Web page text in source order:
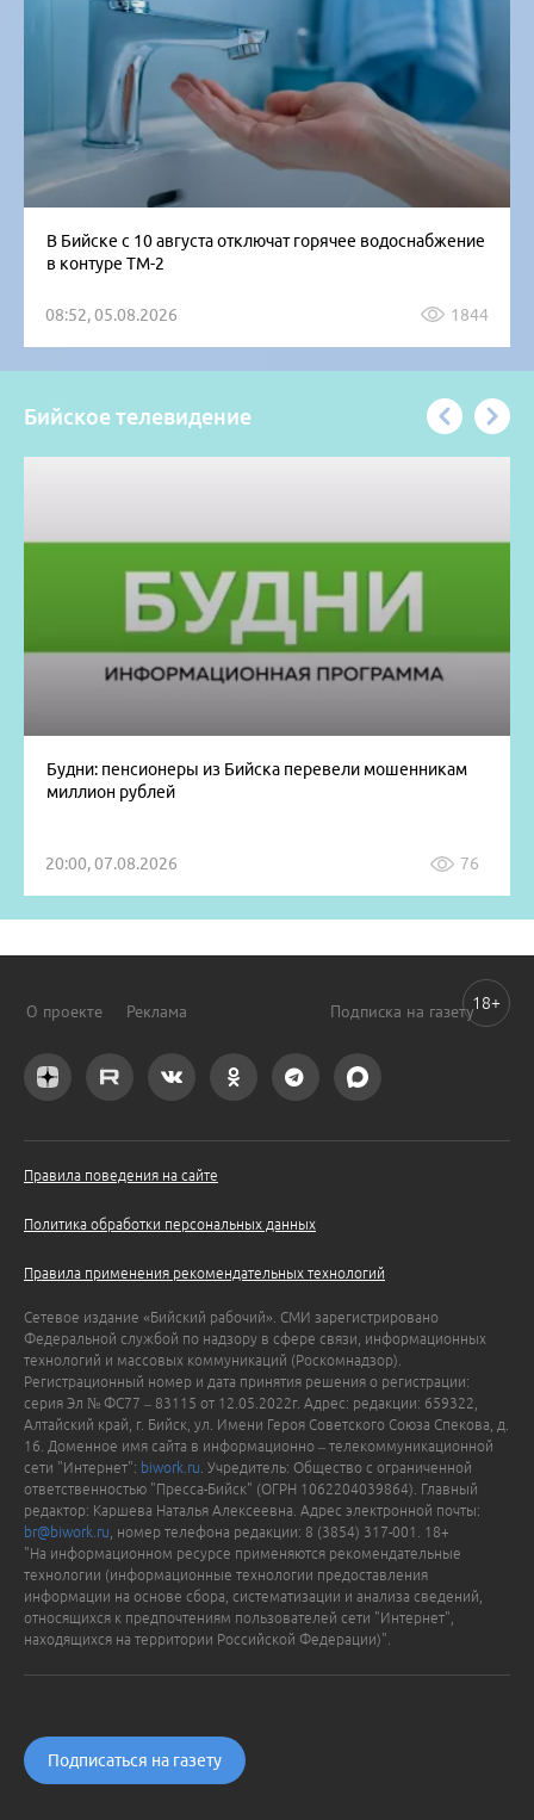
В Бийске с 10 августа отключат горячее водоснабжение
в контуре ТМ-2
08:52, 05.08.2026 1844
Бийское телевидение
Будни: пенсионеры из Бийска перевели мошенникам
миллион рублей
20:00, 07.08.2026 76
О проекте Реклама Подписка на газету
Правила поведения на сайте
Политика обработки персональных данных
Правила применения рекомендательных технологий
Сетевое издание «Бийский рабочий». СМИ зарегистрировано
Федеральной службой по надзору в сфере связи, информационных
технологий и массовых коммуникаций (Роскомнадзор).
Регистрационный номер и дата принятия решения о регистрации:
серия Эл № ФС77 – 83115 от 12.05.2022г. Адрес: редакции: 659322,
Алтайский край, г. Бийск, ул. Имени Героя Советского Союза Спекова, д.
16. Доменное имя сайта в информационно – телекоммуникационной
сети "Интернет": biwork.ru . Учредитель: Общество с ограниченной
ответственностью "Пресса-Бийск" (ОГРН 1062204039864). Главный
редактор: Каршева Наталья Алексеевна. Адрес электронной почты:
br@biwork.ru , номер телефона редакции: 8 (3854) 317-001. 18+
"На информационном ресурсе применяются рекомендательные
технологии (информационные технологии предоставления
информации на основе сбора, систематизации и анализа сведений,
относящихся к предпочтениям пользователей сети "Интернет",
находящихся на территории Российской Федерации)".
Подписаться на газету
18+